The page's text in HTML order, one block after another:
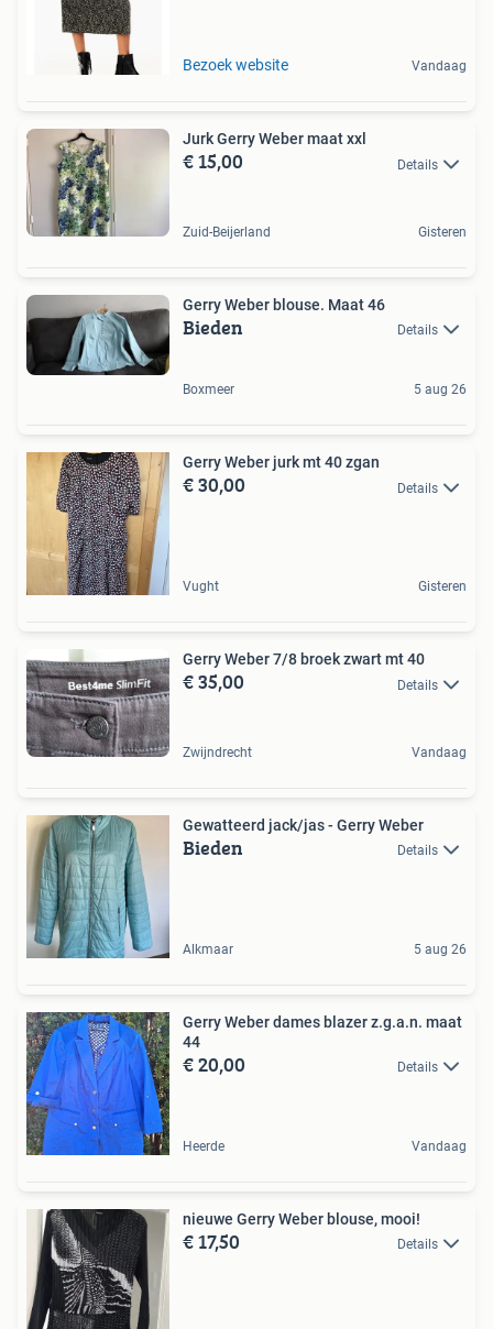
Bezoek website Vandaag
Jurk Gerry Weber maat xxl
€ 15,00 Details
Zuid-Beijerland Gisteren
Gerry Weber blouse. Maat 46
Bieden Details
Boxmeer 5 aug 26
Gerry Weber jurk mt 40 zgan
€ 30,00 Details
Vught Gisteren
Gerry Weber 7/8 broek zwart mt 40
€ 35,00 Details
Zwijndrecht Vandaag
Gewatteerd jack/jas - Gerry Weber
Bieden Details
Alkmaar 5 aug 26
Gerry Weber dames blazer z.g.a.n. maat
44
€ 20,00 Details
Heerde Vandaag
nieuwe Gerry Weber blouse, mooi!
€ 17,50 Details